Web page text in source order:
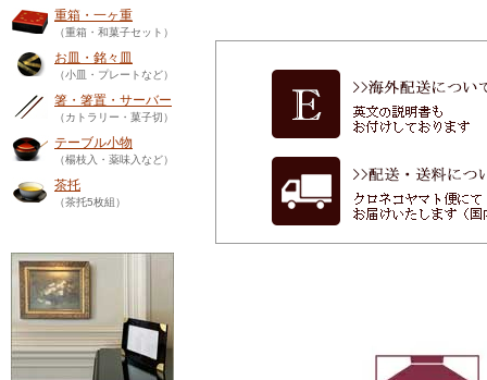
重箱・一ヶ重
（重箱・和菓子セット）
お皿・銘々皿
（小皿・プレートなど）
箸・箸置・サーバー
（カトラリー・菓子切）
テーブル小物
（楊枝入・薬味入など）
茶托
（茶托5枚組）